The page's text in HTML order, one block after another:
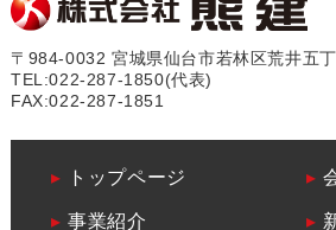
〒984-0032 宮城県仙台市若林区荒井五
TEL:022-287-1850(代表)
FAX:022-287-1851
▸ トップページ
▸ 事業紹介
▸
▸